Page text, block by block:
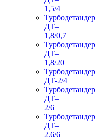
1,5/4
Турбодетандер
ДТ–
1,8/0,7
Турбодетандер
ДТ–
1,8/20
Турбодетандер
ДТ-2/4
Турбодетандер
ДТ–
2/6
Турбодетандер
ДТ–
2,6/6